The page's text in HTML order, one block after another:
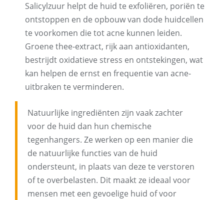
Salicylzuur helpt de huid te exfoliëren, poriën te
ontstoppen en de opbouw van dode huidcellen
te voorkomen die tot acne kunnen leiden.
Groene thee-extract, rijk aan antioxidanten,
bestrijdt oxidatieve stress en ontstekingen, wat
kan helpen de ernst en frequentie van acne-
uitbraken te verminderen.
Natuurlijke ingrediënten zijn vaak zachter
voor de huid dan hun chemische
tegenhangers. Ze werken op een manier die
de natuurlijke functies van de huid
ondersteunt, in plaats van deze te verstoren
of te overbelasten. Dit maakt ze ideaal voor
mensen met een gevoelige huid of voor